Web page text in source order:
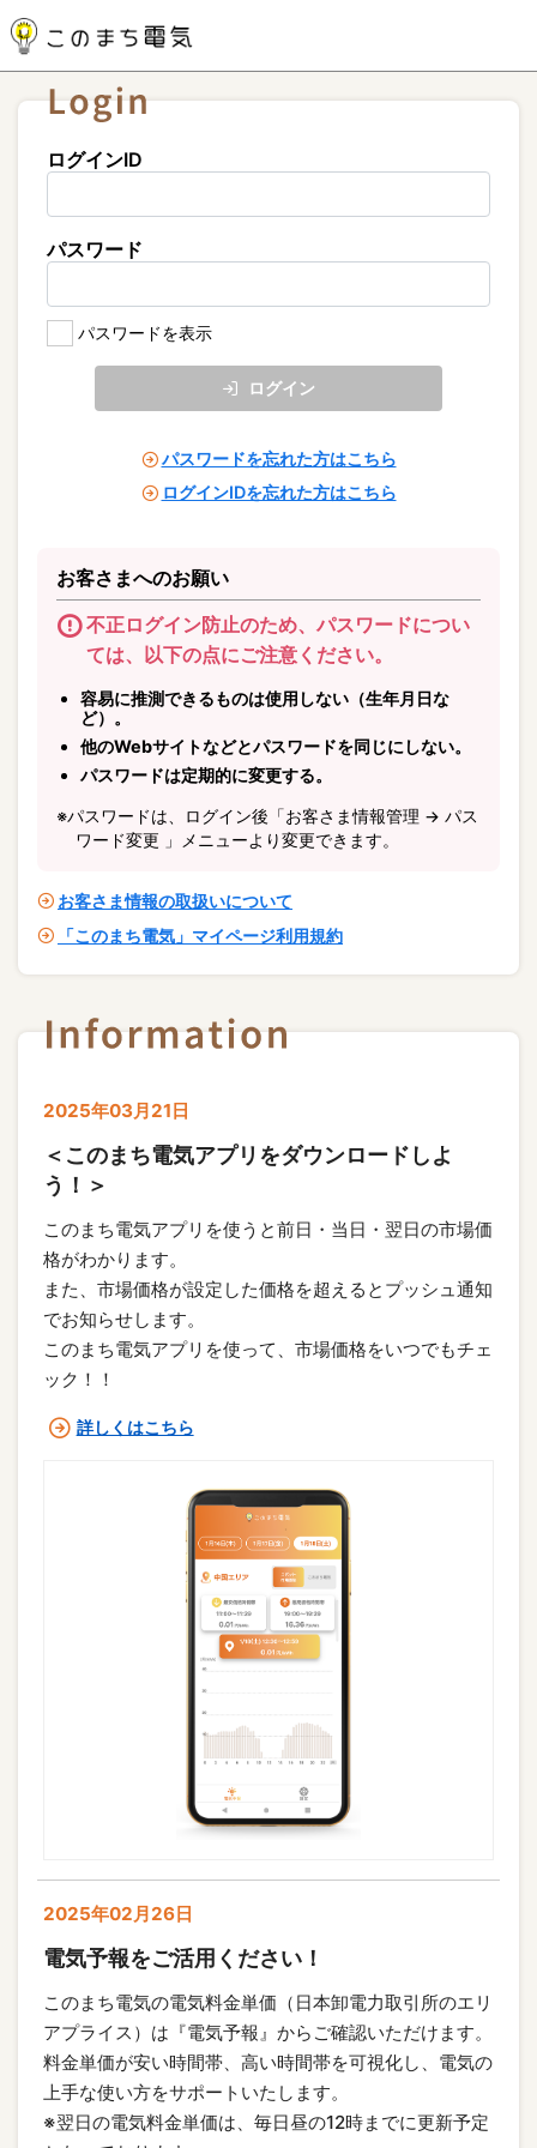
ログインID
パスワード
パスワードを表示
ログイン
パスワードを忘れた方はこちら
ログインIDを忘れた方はこちら
お客さまへのお願い
不正ログイン防止のため、パスワードについ
ては、 以下の点にご注意ください。
容易に推測できるものは使用しない（生年月日な
ど）。
他のWebサイトなどとパスワードを同じにしない。
パスワードは定期的に変更する。
※パスワードは、ログイン後「お客さま情報管理 → パス
ワード変更 」
メニューより変更できます。
お客さま情報の取扱いについて
「このまち電気」マイページ利用規約
2025年03月21日
＜このまち電気アプリをダウンロードしよ
う！＞
このまち電気アプリを使うと前日・当日・翌日の市場価
格がわかります。
また、市場価格が設定した価格を超えるとプッシュ通知
でお知らせします。
このまち電気アプリを使って、市場価格をいつでもチェ
ック！！
詳しくはこちら
2025年02月26日
電気予報をご活用ください！
このまち電気の電気料金単価（日本卸電力取引所のエリ
アプライス）は『電気予報』からご確認いただけます。
料金単価が安い時間帯、高い時間帯を可視化し、電気の
上手な使い方をサポートいたします。
※翌日の電気料金単価は、毎日昼の12時までに更新予定